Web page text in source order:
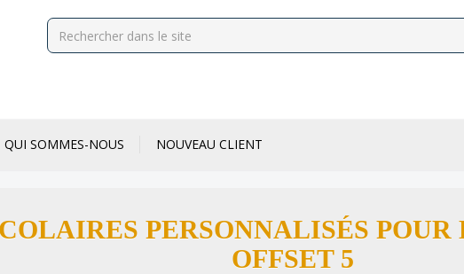
QUI SOMMES-NOUS NOUVEAU CLIENT
PERSONNALISÉS
OFFSET 5